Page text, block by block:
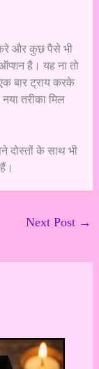
करे और कुछ पैसे भी
है। यह ना तो
बार ट्राय करके
तरीका मिल
दोस्तों के साथ भी
Next Post →